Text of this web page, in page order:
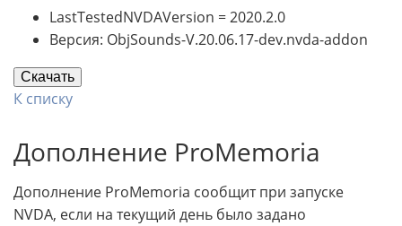
LastTestedNVDAVersion = 2020.2.0
Версия: ObjSounds-V.20.06.17-dev.nvda-addon
Скачать
К списку
Дополнение ProMemoria
Дополнение ProMemoria сообщит при запуске
NVDA, если на текущий день было задано